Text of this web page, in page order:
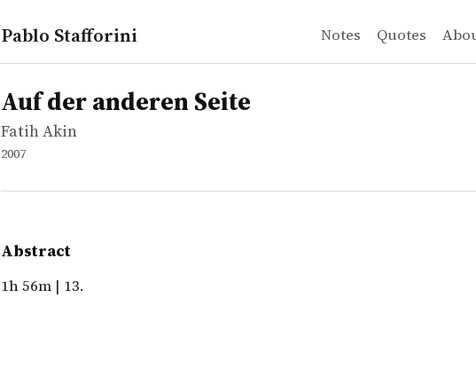
Pablo Stafforini Notes Quotes
works
Fatih Akin
Auf der anderen Seite
movie
1h 56m | 13.
Auf der anderen Seite
Fatih Akin
2007
Abstract
1h 56m | 13.